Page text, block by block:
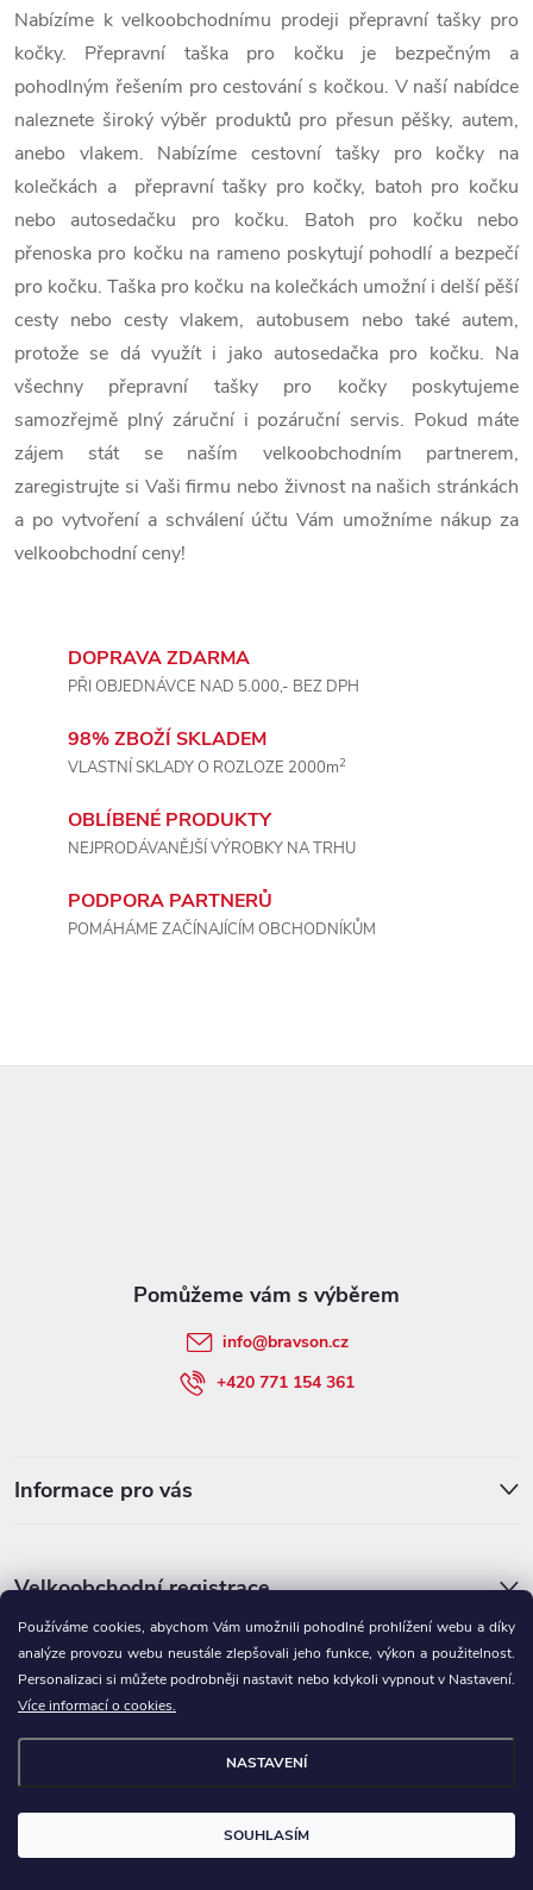
Používáme cookies, abychom Vám umožnili pohodlné prohlížení webu a díky
analýze provozu webu neustále zlepšovali jeho funkce, výkon a použitelnost.
Personalizaci si můžete podrobněji nastavit nebo kdykoli vypnout v Nastavení.
Více informací o cookies.
NASTAVENÍ
SOUHLASÍM
v
l
á
d
a
c
í
p
r
v
k
y
Nabízíme k velkoobchodnímu prodeji přepravní tašky pro
kočky. Přepravní taška pro kočku je bezpečným a
pohodlným řešením pro cestování s kočkou. V naší nabídce
naleznete široký výběr produktů pro přesun pěšky, autem,
anebo vlakem. Nabízíme cestovní tašky pro kočky na
kolečkách a přepravní tašky pro kočky, batoh pro kočku
nebo autosedačku pro kočku. Batoh pro kočku nebo
přenoska pro kočku na rameno poskytují pohodlí a bezpečí
pro kočku. Taška pro kočku na kolečkách umožní i delší pěší
cesty nebo cesty vlakem, autobusem nebo také autem,
protože se dá využít i jako autosedačka pro kočku. Na
všechny přepravní tašky pro kočky poskytujeme
samozřejmě plný záruční i pozáruční servis. Pokud máte
zájem stát se naším velkoobchodním partnerem,
zaregistrujte si Vaši firmu nebo živnost na našich stránkách
a po vytvoření a schválení účtu Vám umožníme nákup za
velkoobchodní ceny!
DOPRAVA ZDARMA
PŘI OBJEDNÁVCE NAD 5.000,- BEZ DPH
98% ZBOŽÍ SKLADEM
VLASTNÍ SKLADY O ROZLOZE 2000m2
OBLÍBENÉ PRODUKTY
NEJPRODÁVANĚJŠÍ VÝROBKY NA TRHU
PODPORA PARTNERŮ
POMÁHÁME ZAČÍNAJÍCÍM OBCHODNÍKŮM
info@bravson.cz
+420 771 154 361
Informace pro vás
Velkoobchodní registrace
Vytvořil Shoptet
BRAVSON.CZ. Všechna práva vyhrazena.